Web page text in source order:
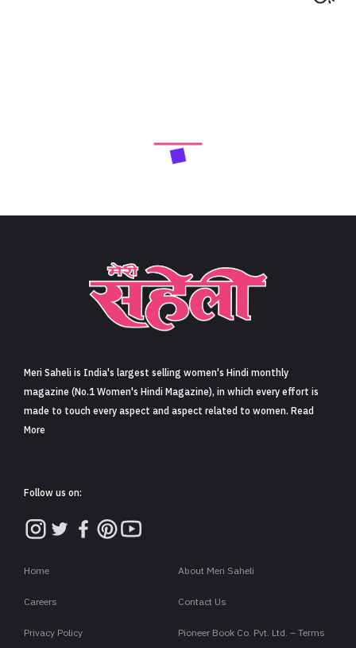
Meri Saheli is India's largest selling women's Hindi monthly
magazine (No.1 Women's Hindi Magazine), in which every effort is
made to touch every aspect and aspect related to women. Read
More
Follow us on:
Home About Meri Saheli
Careers Contact Us
Privacy Policy
Pioneer Book Co. Pvt. Ltd. – Terms